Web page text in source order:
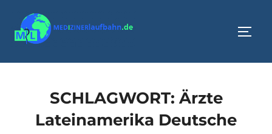
Inhalt
springen
SCHLAGWORT: Ärzte
Lateinamerika Deutsche